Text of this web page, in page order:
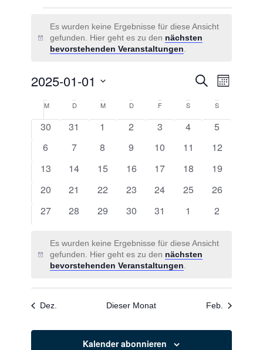
Hinweis
Es wurden keine Ergebnisse für diese Ansicht
gefunden. Hier geht es zu den nächsten
bevorstehenden Veranstaltungen
Suche
und
Suche
Monat
2025-01-01
wählen.
Kalender
von
Veranstaltungen
MMontag DDienstagM MittwochD Donnerstag
FFreitag S SamstagS
0
30
0
31
0
1
0
2
0
3
0
4
0
5
0
6
0
7
0
8
0
9
0
10
0
11
0
12
0
13
0
14
0
15
0
16
0
17
0
18
0
19
0
20
0
21
0
22
0
23
0
24
0
25
0
26
0
27
0
28
0
29
0
30
0
31
0
1
0
2
Hinweis
Es wurden keine Ergebnisse für diese Ansicht
gefunden. Hier geht es zu den nächsten
bevorstehenden Veranstaltungen
Dez. Dieser Monat Feb.
Kalender abonnieren